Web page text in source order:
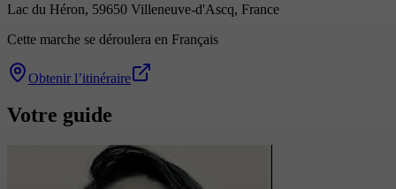
Lac du Héron, 59650 Villeneuve-d'Ascq, France
Cette marche se déroulera en Français
Obtenir l’itinéraire
Votre guide